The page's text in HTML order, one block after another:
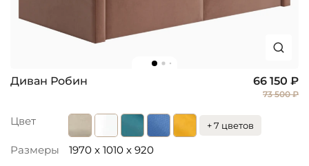
Диван Робин 66 150 ₽
73 500 ₽
Цвет + 7 цветов
Размеры 1970 x 1010 x 920